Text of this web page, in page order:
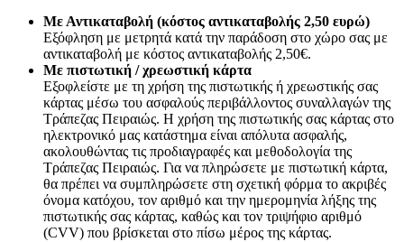
Με Αντικαταβολή (κόστος αντικαταβολής 2,50 ευρώ)
Εξόφληση με μετρητά κατά την παράδοση στο χώρο σας με
αντικαταβολή με κόστος αντικαταβολής 2,50€.
Με πιστωτική / χρεωστική κάρτα
Εξοφλείστε με τη χρήση της πιστωτικής ή χρεωστικής σας
κάρτας μέσω του ασφαλούς περιβάλλοντος συναλλαγών της
Τράπεζας Πειραιώς. Η χρήση της πιστωτικής σας κάρτας στο
ηλεκτρονικό μας κατάστημα είναι απόλυτα ασφαλής,
ακολουθώντας τις προδιαγραφές και μεθοδολογία της
Τράπεζας Πειραιώς. Για να πληρώσετε με πιστωτική κάρτα,
θα πρέπει να συμπληρώσετε στη σχετική φόρμα το ακριβές
όνομα κατόχου, τον αριθμό και την ημερομηνία λήξης της
πιστωτικής σας κάρτας, καθώς και τον τριψήφιο αριθμό
(CVV) που βρίσκεται στο πίσω μέρος της κάρτας.